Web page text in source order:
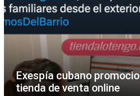
Exespía cubano
tienda de venta online